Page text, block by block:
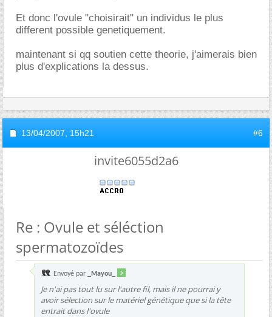
Et donc l'ovule "choisirait" un individus le plus
different possible genetiquement.
maintenant si qq soutien cette theorie, j'aimerais bien
plus d'explications la dessus.
13/04/2007, 15h21 #6
invite6055d2a6
Re : Ovule et séléction
spermatozoïdes
Envoyé par _Mayou_
Je n'ai pas tout lu sur l'autre fil, mais il ne pourrai y
avoir sélection sur le matériel génétique que si la tête
entrait dans l'ovule